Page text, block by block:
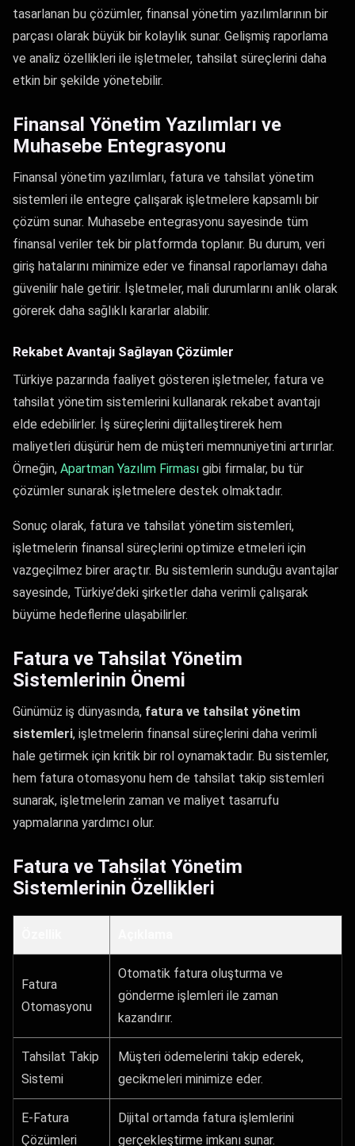
tasarlanan bu çözümler, finansal yönetim yazılımlarının bir
parçası olarak büyük bir kolaylık sunar. Gelişmiş raporlama
ve analiz özellikleri ile işletmeler, tahsilat süreçlerini daha
etkin bir şekilde yönetebilir.
Finansal Yönetim Yazılımları ve
Muhasebe Entegrasyonu
Finansal yönetim yazılımları, fatura ve tahsilat yönetim
sistemleri ile entegre çalışarak işletmelere kapsamlı bir
çözüm sunar. Muhasebe entegrasyonu sayesinde tüm
finansal veriler tek bir platformda toplanır. Bu durum, veri
giriş hatalarını minimize eder ve finansal raporlamayı daha
güvenilir hale getirir. İşletmeler, mali durumlarını anlık olarak
görerek daha sağlıklı kararlar alabilir.
Rekabet Avantajı Sağlayan Çözümler
Türkiye pazarında faaliyet gösteren işletmeler, fatura ve
tahsilat yönetim sistemlerini kullanarak rekabet avantajı
elde edebilirler. İş süreçlerini dijitalleştirerek hem
maliyetleri düşürür hem de müşteri memnuniyetini artırırlar.
Örneğin, Apartman Yazılım Firması gibi firmalar, bu tür
çözümler sunarak işletmelere destek olmaktadır.
Sonuç olarak, fatura ve tahsilat yönetim sistemleri,
işletmelerin finansal süreçlerini optimize etmeleri için
vazgeçilmez birer araçtır. Bu sistemlerin sunduğu avantajlar
sayesinde, Türkiye’deki şirketler daha verimli çalışarak
büyüme hedeflerine ulaşabilirler.
Fatura ve Tahsilat Yönetim
Sistemlerinin Önemi
Günümüz iş dünyasında, fatura ve tahsilat yönetim
sistemleri, işletmelerin finansal süreçlerini daha verimli
hale getirmek için kritik bir rol oynamaktadır. Bu sistemler,
hem fatura otomasyonu hem de tahsilat takip sistemleri
sunarak, işletmelerin zaman ve maliyet tasarrufu
yapmalarına yardımcı olur.
Fatura ve Tahsilat Yönetim
Sistemlerinin Özellikleri
Fatura
Otomasyonu
Otomatik fatura oluşturma ve
gönderme işlemleri ile zaman
kazandırır.
Tahsilat Takip
Sistemi
Müşteri ödemelerini takip ederek,
gecikmeleri minimize eder.
E-Fatura
Çözümleri
Dijital ortamda fatura işlemlerini
gerçekleştirme imkanı sunar.